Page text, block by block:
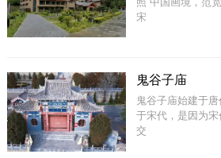
宋
鬼谷子庙
鬼谷子庙始建于
于宋代，是因为
交